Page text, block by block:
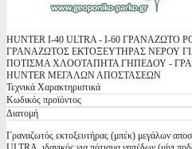
HUNTER I-40 ULTRA - I-60 ΓΡΑΝΑΖΩΤΟ
ΓΡΑΝΑΖΩΤΟΣ ΕΚΤΟΞΕΥΤΗΡΑΣ ΝΕΡΟΥ
ΠΟΤΙΣΜΑ ΧΛΟΟΤΑΠΗΤΑ ΓΗΠΕΔΟΥ -
HUNTER ΜΕΓΑΛΩΝ ΑΠΟΣΤΑΣΕΩΝ
Τεχνικά Χαρακτηριστικά
Κωδικός προϊόντος
Διατομή
Γραναζωτός εκτοξευτήρας (μπέκ) μεγάλων